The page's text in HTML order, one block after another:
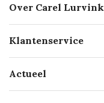
Over Carel Lurvink
Geschiedenis
Missie
Certificering
Klantenservice
Bezorgen
Actueel